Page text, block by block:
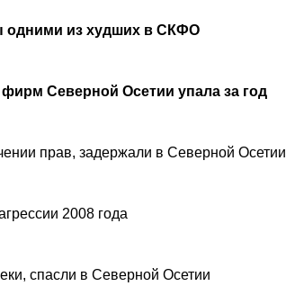
одними из худших в СКФО
Северной Осетии упала за год
прав, задержали в Северной Осетии
2008 года
спасли в Северной Осетии